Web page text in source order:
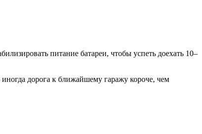
питание батареи, чтобы успеть доехать 10–
дорога к ближайшему гаражу короче, чем